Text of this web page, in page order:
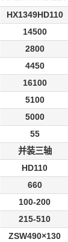
HX1349HD110
14500
2800
4450
16100
5100
5000
55
并装三轴
HD110
660
100-200
215-510
ZSW490×130